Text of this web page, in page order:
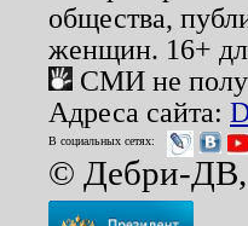
общества,
женщин. 16+
СМИ не
Адреса сайта:
В социальных сетях:
© Дебри-ДВ,